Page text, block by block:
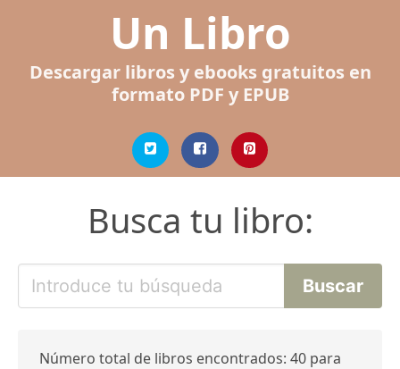
Un Libro
Descargar libros y ebooks gratuitos en
formato PDF y EPUB
Busca tu libro:
Número total de libros encontrados: 40 para